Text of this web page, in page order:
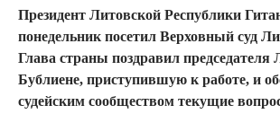
Президент Литовской Республики
понедельник посетил Верховный суд
Глава страны поздравил
Бублиене, приступившую к работе, и
судейским сообществом текущие